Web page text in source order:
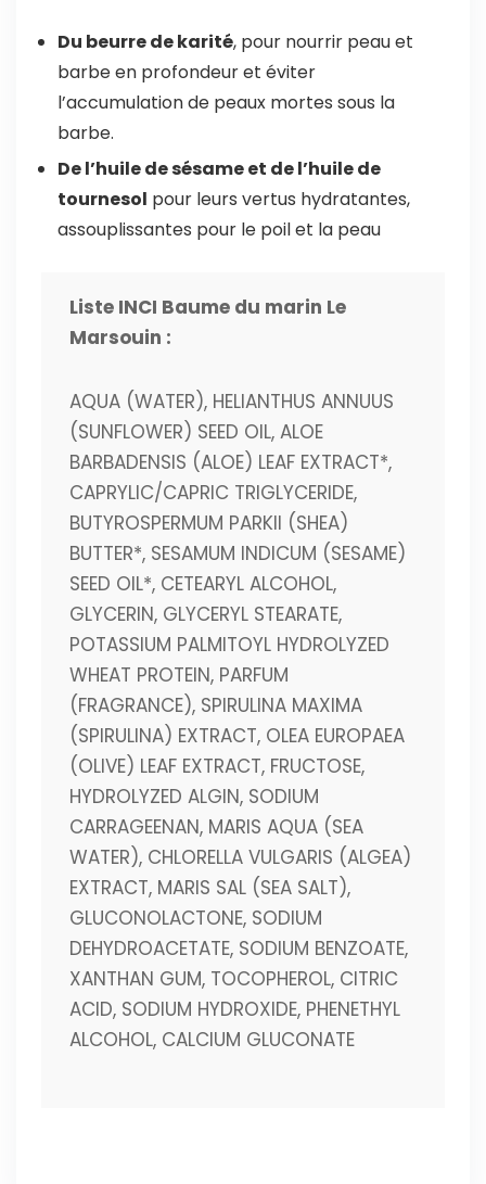
Du beurre de karité, pour nourrir peau et
barbe en profondeur et éviter
l’accumulation de peaux mortes sous la
barbe.
De l’huile de sésame et de l’huile de
tournesol pour leurs vertus hydratantes,
assouplissantes pour le poil et la peau
Liste INCI Baume du marin Le
Marsouin :
AQUA (WATER), HELIANTHUS ANNUUS
(SUNFLOWER) SEED OIL, ALOE
BARBADENSIS (ALOE) LEAF EXTRACT*,
CAPRYLIC/CAPRIC TRIGLYCERIDE,
BUTYROSPERMUM PARKII (SHEA)
BUTTER*, SESAMUM INDICUM (SESAME)
SEED OIL*, CETEARYL ALCOHOL,
GLYCERIN, GLYCERYL STEARATE,
POTASSIUM PALMITOYL HYDROLYZED
WHEAT PROTEIN, PARFUM
(FRAGRANCE), SPIRULINA MAXIMA
(SPIRULINA) EXTRACT, OLEA EUROPAEA
(OLIVE) LEAF EXTRACT, FRUCTOSE,
HYDROLYZED ALGIN, SODIUM
CARRAGEENAN, MARIS AQUA (SEA
WATER), CHLORELLA VULGARIS (ALGEA)
EXTRACT, MARIS SAL (SEA SALT),
GLUCONOLACTONE, SODIUM
DEHYDROACETATE, SODIUM BENZOATE,
XANTHAN GUM, TOCOPHEROL, CITRIC
ACID, SODIUM HYDROXIDE, PHENETHYL
ALCOHOL, CALCIUM GLUCONATE